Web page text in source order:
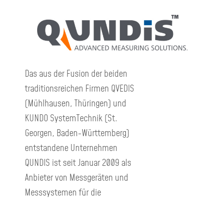
Das aus der Fusion der beiden
traditionsreichen Firmen QVEDIS
(Mühlhausen, Thüringen) und
KUNDO SystemTechnik (St.
Georgen, Baden-Württemberg)
entstandene Unternehmen
QUNDIS ist seit Januar 2009 als
Anbieter von Messgeräten und
Messsystemen für die